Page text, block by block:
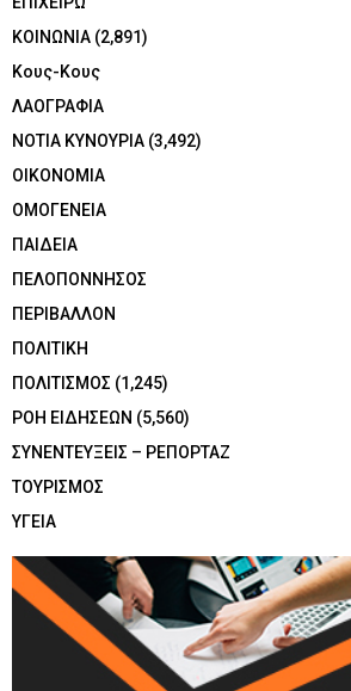
ΚΟΙΝΩΝΙΑ (2,891)
Κους-Κους
ΛΑΟΓΡΑΦΙΑ
ΝΟΤΙΑ ΚΥΝΟΥΡΙΑ (3,492)
ΟΙΚΟΝΟΜΙΑ
ΟΜΟΓΕΝΕΙΑ
ΠΑΙΔΕΙΑ
ΠΕΛΟΠΟΝΝΗΣΟΣ
ΠΕΡΙΒΑΛΛΟΝ
ΠΟΛΙΤΙΚΗ
ΠΟΛΙΤΙΣΜΟΣ (1,245)
ΡΟΗ ΕΙΔΗΣΕΩΝ (5,560)
ΣΥΝΕΝΤΕΥΞΕΙΣ – ΡΕΠΟΡΤΑΖ
ΤΟΥΡΙΣΜΟΣ
ΥΓΕΙΑ